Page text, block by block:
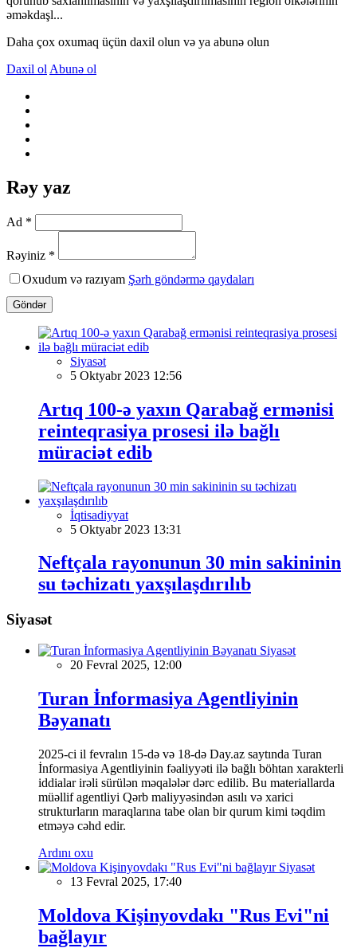
əməkdaşl...
Daha çox oxumaq üçün daxil olun və ya abunə olun
Daxil ol Abunə ol
Rəy yaz
Ad *
Rəyiniz *
Oxudum və razıyam Şərh göndərmə qaydaları
Göndər
Siyasət
5 Oktyabr 2023 12:56
Artıq 100-ə yaxın Qarabağ ermənisi
reinteqrasiya prosesi ilə bağlı
müraciət edib
İqtisadiyyat
5 Oktyabr 2023 13:31
Neftçala rayonunun 30 min sakininin
su təchizatı yaxşılaşdırılıb
Siyasət
Siyasət
20 Fevral 2025, 12:00
Turan İnformasiya Agentliyinin
Bəyanatı
2025-ci il fevralın 15-də və 18-də Day.az saytında Turan
İnformasiya Agentliyinin fəaliyyəti ilə bağlı böhtan xarakterli
iddialar irəli sürülən məqalələr dərc edilib. Bu materiallarda
müəllif agentliyi Qərb maliyyəsindən asılı və xarici
strukturların maraqlarına tabe olan bir qurum kimi təqdim
etməyə cəhd edir.
Ardını oxu
Siyasət
13 Fevral 2025, 17:40
Moldova Kişinyovdakı "Rus Evi"ni
bağlayır